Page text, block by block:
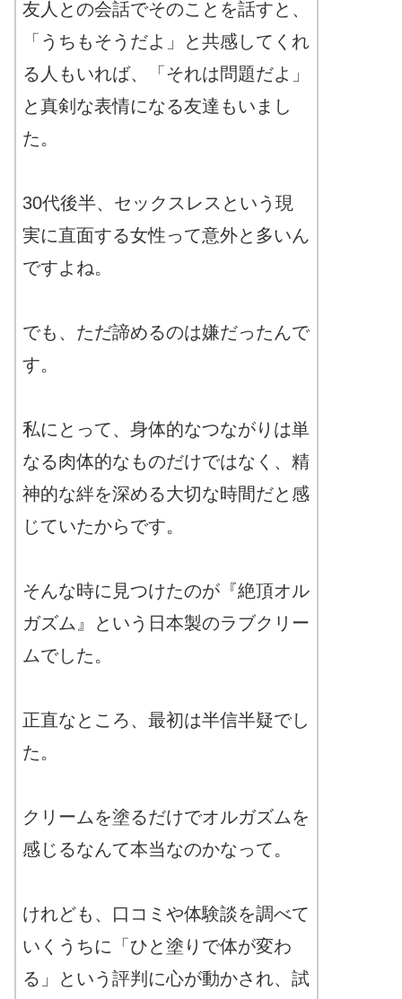
友人との会話でそのことを話すと、
「うちもそうだよ」と共感してくれ
る人もいれば、「それは問題だよ」
と真剣な表情になる友達もいまし
た。
30代後半、セックスレスという現
実に直面する女性って意外と多いん
ですよね。
でも、ただ諦めるのは嫌だったんで
す。
私にとって、身体的なつながりは単
なる肉体的なものだけではなく、精
神的な絆を深める大切な時間だと感
じていたからです。
そんな時に見つけたのが『絶頂オル
ガズム』という日本製のラブクリー
ムでした。
正直なところ、最初は半信半疑でし
た。
クリームを塗るだけでオルガズムを
感じるなんて本当なのかなって。
けれども、口コミや体験談を調べて
いくうちに「ひと塗りで体が変わ
る」という評判に心が動かされ、試